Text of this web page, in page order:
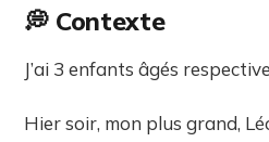
💭 Contexte
J’ai 3 enfants âgés
Hier soir, mon plus grand,